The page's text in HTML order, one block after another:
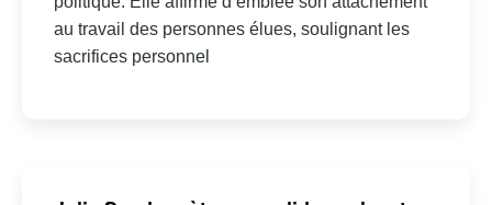
au travail des personnes élues, soulignant les
sacrifices personnel